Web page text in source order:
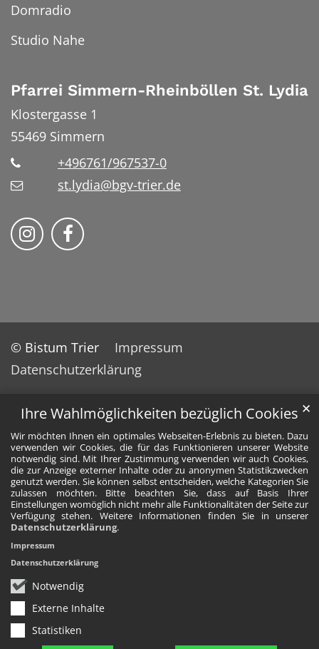
Ihre Wahlmöglichkeiten bezüglich Cookies
Wir möchten Ihnen ein optimales Webseiten-Erlebnis zu bieten. Dazu
verwenden wir Cookies, die für das Funktionieren unserer Website
notwendig sind. Mit Ihrer Zustimmung verwenden wir auch Cookies,
die zur Anzeige externer Inhalte oder zu anonymen Statistikzwecken
genutzt werden. Sie können selbst entscheiden, welche Kategorien Sie
zulassen möchten. Bitte beachten Sie, dass auf Basis Ihrer
Einstellungen womöglich nicht mehr alle Funktionalitäten der Seite zur
Verfügung stehen. Weitere Informationen finden Sie in unserer
Datenschutzerklärung.
Notwendig
Externe Inhalte
Statistiken
✕
Impressum
Datenschutzerklärung
Domradio
Studio Nahe
Pfarrei Simmern-Rheinböllen St. Lydia
Klostergasse 1
55469 Simmern
+496761/967537-0
st.lydia@bgv-trier.de
Wir auf Instragram
Wir auf Facebook
© Bistum Trier
Impressum
Datenschutzerklärung